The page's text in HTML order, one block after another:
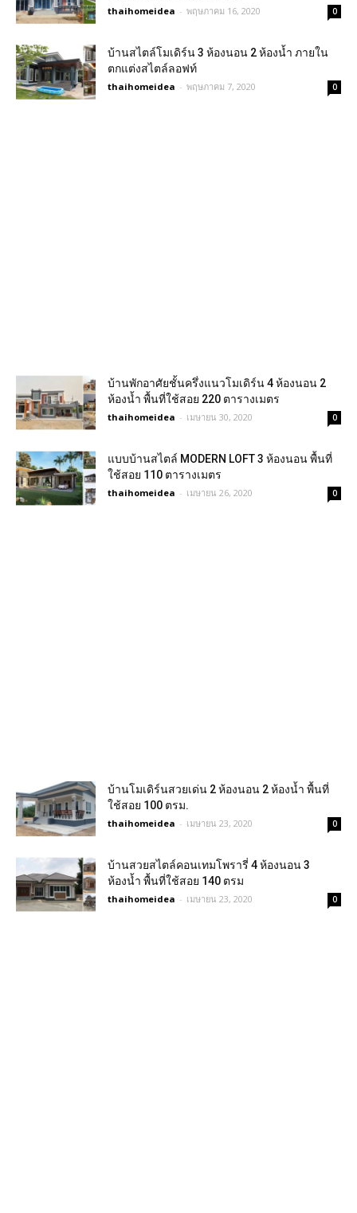
thaihomeidea - พฤษภาคม 16, 2020 0
บ้านสไตล์โมเดิร์น 3 ห้องนอน 2 ห้องน้ำ ภายใน
ตกแต่งสไตล์ลอฟท์
thaihomeidea - พฤษภาคม 7, 2020 0
บ้านพักอาศัยชั้นครึ่งแนวโมเดิร์น 4 ห้องนอน 2
ห้องน้ำ พื้นที่ใช้สอย 220 ตารางเมตร
thaihomeidea - เมษายน 30, 2020 0
แบบบ้านสไตล์ MODERN LOFT 3 ห้องนอน พื้นที่
ใช้สอย 110 ตารางเมตร
thaihomeidea - เมษายน 26, 2020 0
บ้านโมเดิร์นสวยเด่น 2 ห้องนอน 2 ห้องน้ำ พื้นที่
ใช้สอย 100 ตรม.
thaihomeidea - เมษายน 23, 2020 0
บ้านสวยสไตล์คอนเทมโพรารี่ 4 ห้องนอน 3
ห้องน้ำ พื้นที่ใช้สอย 140 ตรม
thaihomeidea - เมษายน 23, 2020 0